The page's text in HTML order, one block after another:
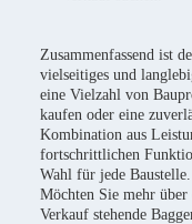
Zusammenfassend ist
vielseitiges und
eine Vielzahl von
kaufen oder eine
Kombination aus
fortschrittlichen
Wahl für jede Baustelle.
Möchten Sie mehr
Verkauf stehende